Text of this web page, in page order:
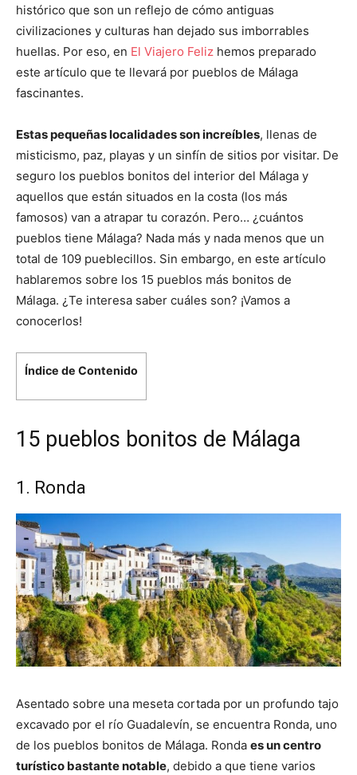
histórico que son un reflejo de cómo antiguas
civilizaciones y culturas han dejado sus imborrables
huellas. Por eso, en El Viajero Feliz hemos preparado
este artículo que te llevará por pueblos de Málaga
fascinantes.
Estas pequeñas localidades son increíbles, llenas de
misticismo, paz, playas y un sinfín de sitios por visitar. De
seguro los pueblos bonitos del interior del Málaga y
aquellos que están situados en la costa (los más
famosos) van a atrapar tu corazón. Pero… ¿cuántos
pueblos tiene Málaga? Nada más y nada menos que un
total de 109 pueblecillos. Sin embargo, en este artículo
hablaremos sobre los 15 pueblos más bonitos de
Málaga. ¿Te interesa saber cuáles son? ¡Vamos a
conocerlos!
Índice de Contenido
15 pueblos bonitos de Málaga
1. Ronda
Asentado sobre una meseta cortada por un profundo tajo
excavado por el río Guadalevín, se encuentra Ronda, uno
de los pueblos bonitos de Málaga. Ronda es un centro
turístico bastante notable, debido a que tiene varios